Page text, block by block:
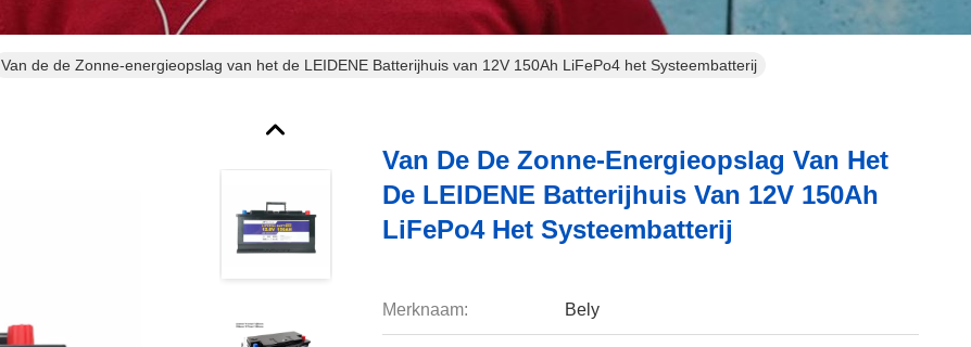
Van de de Zonne-energieopslag van het de LEIDENE Batterijhuis van 12V 150Ah LiFePo4 het Systeembatterij
Van De De Zonne-Energieopslag Van Het
De LEIDENE Batterijhuis Van 12V 150Ah
LiFePo4 Het Systeembatterij
Merknaam: Bely